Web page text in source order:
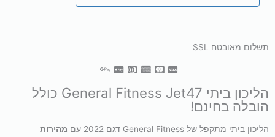
תשלום מאובטח SSL
הליכון ביתי General Fitness Jet47 כולל
הובלה בחינם!
הליכון ביתי מתקפל של General Fitness דגם 2022 עם
מהירות